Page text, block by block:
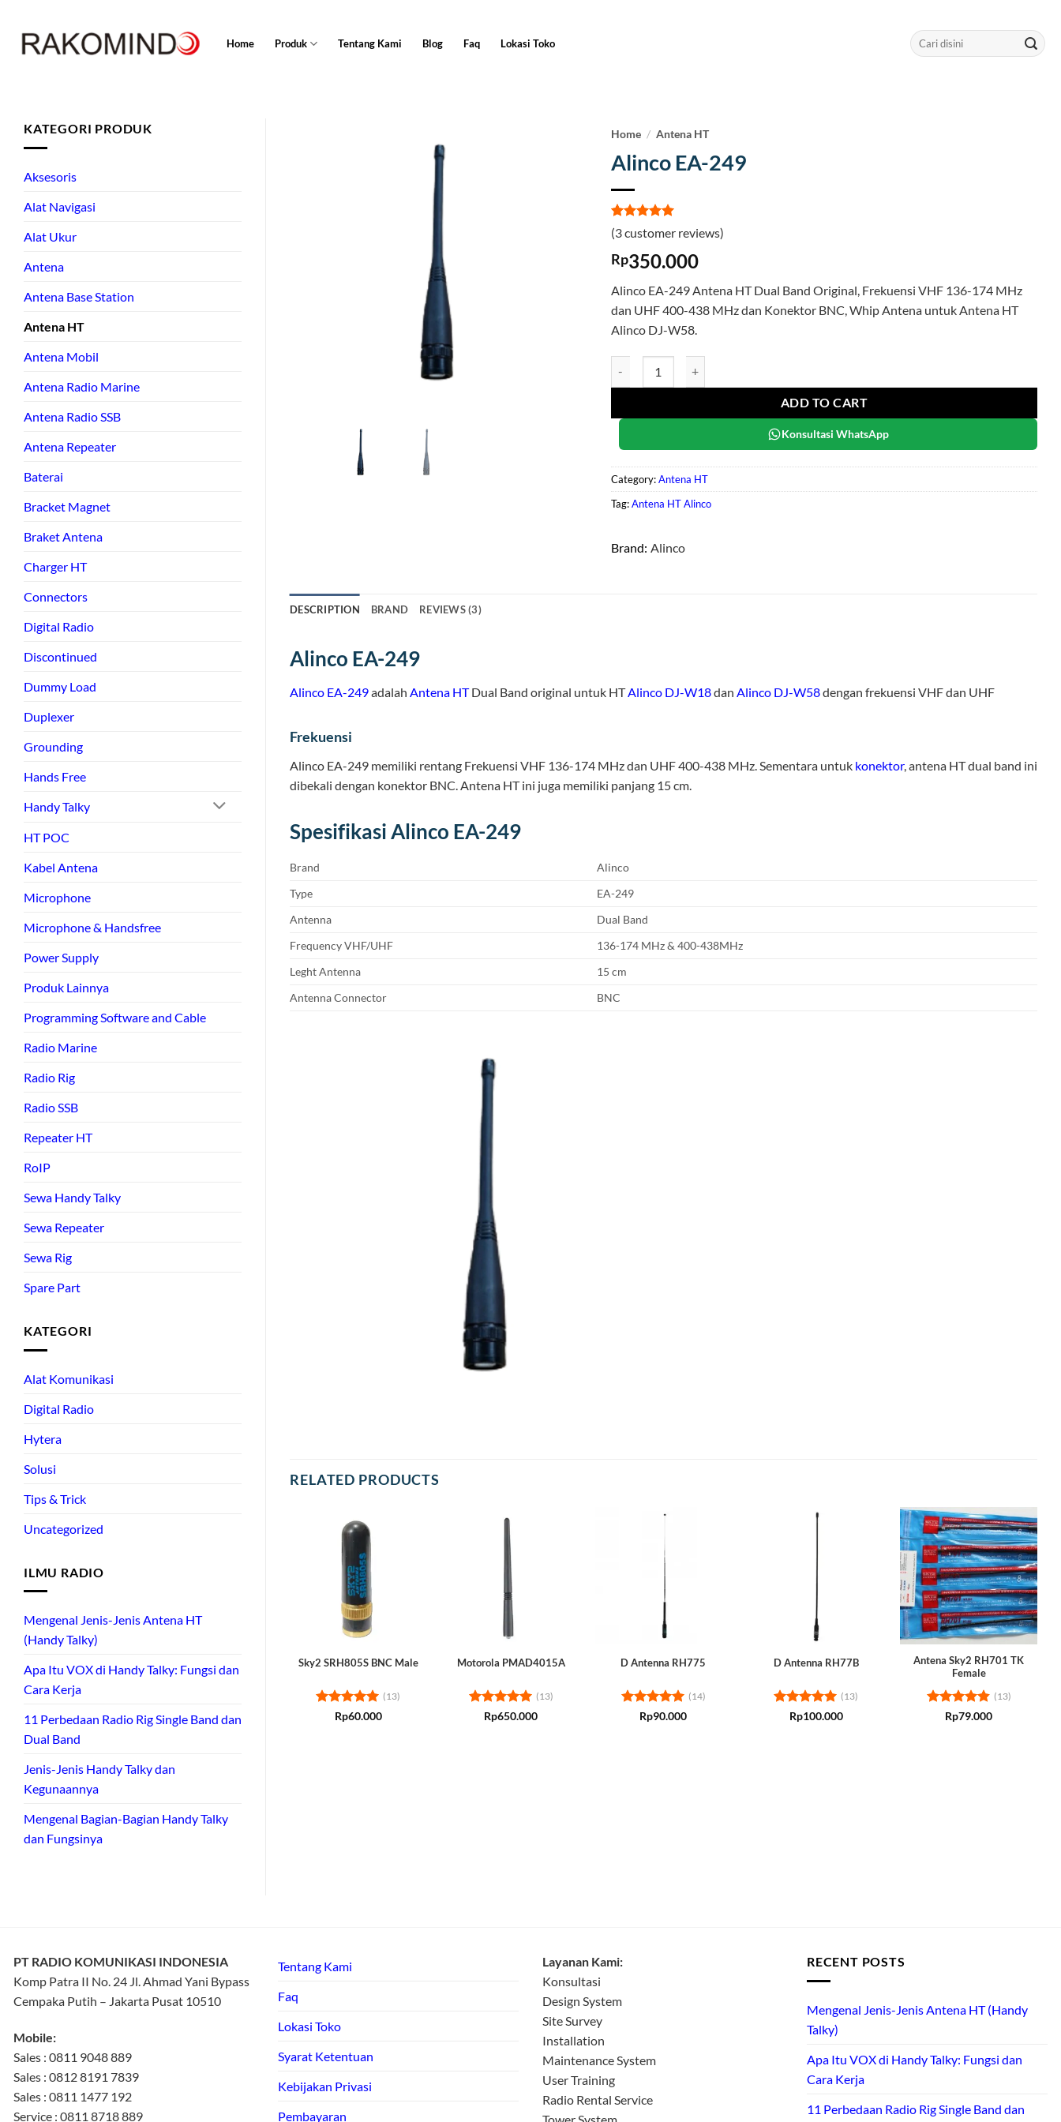
content
Home Produk Tentang Kami Blog Faq Lokasi Toko
Search
for:
KATEGORI PRODUK
Aksesoris
Alat Navigasi
Alat Ukur
Antena
Antena Base Station
Antena HT
Antena Mobil
Antena Radio Marine
Antena Radio SSB
Antena Repeater
Baterai
Bracket Magnet
Braket Antena
Charger HT
Connectors
Digital Radio
Discontinued
Dummy Load
Duplexer
Grounding
Hands Free
Handy Talky
HT POC
Kabel Antena
Microphone
Microphone & Handsfree
Power Supply
Produk Lainnya
Programming Software and Cable
Radio Marine
Radio Rig
Radio SSB
Repeater HT
RoIP
Sewa Handy Talky
Sewa Repeater
Sewa Rig
Spare Part
KATEGORI
Alat Komunikasi
Digital Radio
Hytera
Solusi
Tips & Trick
Uncategorized
ILMU RADIO
Mengenal Jenis-Jenis Antena HT
(Handy Talky)
Apa Itu VOX di Handy Talky: Fungsi dan
Cara Kerja
11 Perbedaan Radio Rig Single Band dan
Dual Band
Jenis-Jenis Handy Talky dan
Kegunaannya
Mengenal Bagian-Bagian Handy Talky
dan Fungsinya
Home / Antena HT
Alinco EA-249
Rated5
out of 5
based on
3
customer
(3customer reviews)
Rp350.000
Alinco EA-249 Antena HT Dual Band Original, Frekuensi VHF 136-174 MHz
dan UHF 400-438 MHz dan Konektor BNC, Whip Antena untuk Antena HT
Alinco DJ-W58.
ADD TO CART
Konsultasi WhatsApp
Category:Antena HT
Tag:Antena HT Alinco
Brand: Alinco
DESCRIPTION BRAND REVIEWS (3)
Alinco EA-249
Alinco EA-249adalah Antena HTDual Band original untuk HTAlinco DJ-W18dan Alinco DJ-W58dengan frekuensi VHF dan UHF
Frekuensi
Alinco EA-249 memiliki rentang Frekuensi VHF 136-174 MHz dan UHF 400-438 MHz. Sementara untuk konektor, antena HT dual band ini
dibekali dengan konektor BNC. Antena HT ini juga memiliki panjang 15 cm.
Spesifikasi Alinco EA-249
Brand
Alinco
Type
EA-249
Antenna
Dual Band
Frequency VHF/UHF
136-174 MHz & 400-438MHz
Leght Antenna
15 cm
Antenna Connector
BNC
RELATED PRODUCTS
Sky2 SRH805S BNC Male
Rated5
(13)
Rp60.000
Motorola PMAD4015A
Rated5
(13)
Rp650.000
D Antenna RH775
Rated5
(14)
Rp90.000
D Antenna RH77B
Rated5
(13)
Rp100.000
Antena Sky2 RH701 TK
Female
Rated4.85
(13)
Rp79.000
PT RADIO KOMUNIKASI INDONESIA
Komp Patra II No. 24 Jl. Ahmad Yani Bypass
Cempaka Putih – Jakarta Pusat 10510
Mobile:
Sales : 0811 9048 889
Sales : 0812 8191 7839
Sales : 0811 1477 192
Service : 0811 8718 889
Tentang Kami
Faq
Lokasi Toko
Syarat Ketentuan
Kebijakan Privasi
Pembayaran
Layanan Kami:
Konsultasi
Design System
Site Survey
Installation
Maintenance System
User Training
Radio Rental Service
RECENT POSTS
Mengenal Jenis-Jenis Antena HT (Handy
Talky)
Apa Itu VOX di Handy Talky: Fungsi dan
Cara Kerja
11 Perbedaan Radio Rig Single Band dan